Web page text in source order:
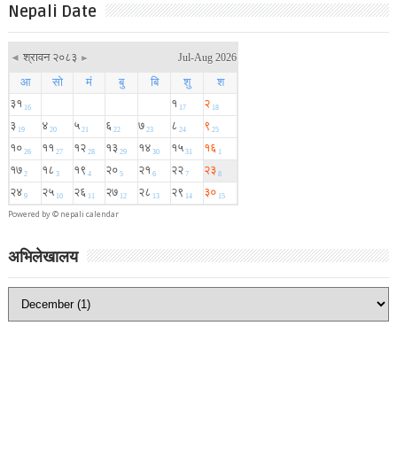
Nepali Date
Powered by © nepali calendar
अभिलेखालय